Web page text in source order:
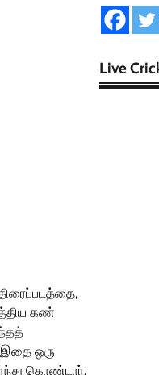
கண்
இதை ஒரு
கொண்டார்.
Live